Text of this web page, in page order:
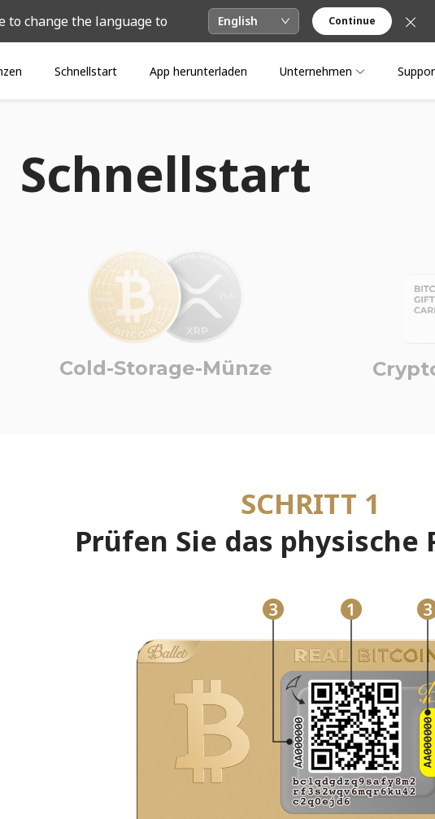
to change the language to English Continue
Schnellstart App herunterladen Unternehmen
Schnellstart
Cold-Storage-Münze
SCHRITT 1
Prüfen Sie das physische